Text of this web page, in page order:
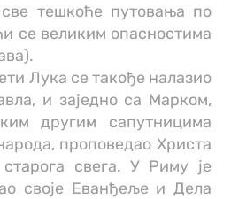
тешкоће путовања по
се великим опасностима
Лука се такође налазио
и заједно са Марком,
другим сапутницима
проповедао Христа
свега. У Риму је
своје Еванђеље и Дела